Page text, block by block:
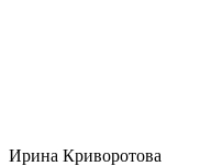
Ирина Криворотова